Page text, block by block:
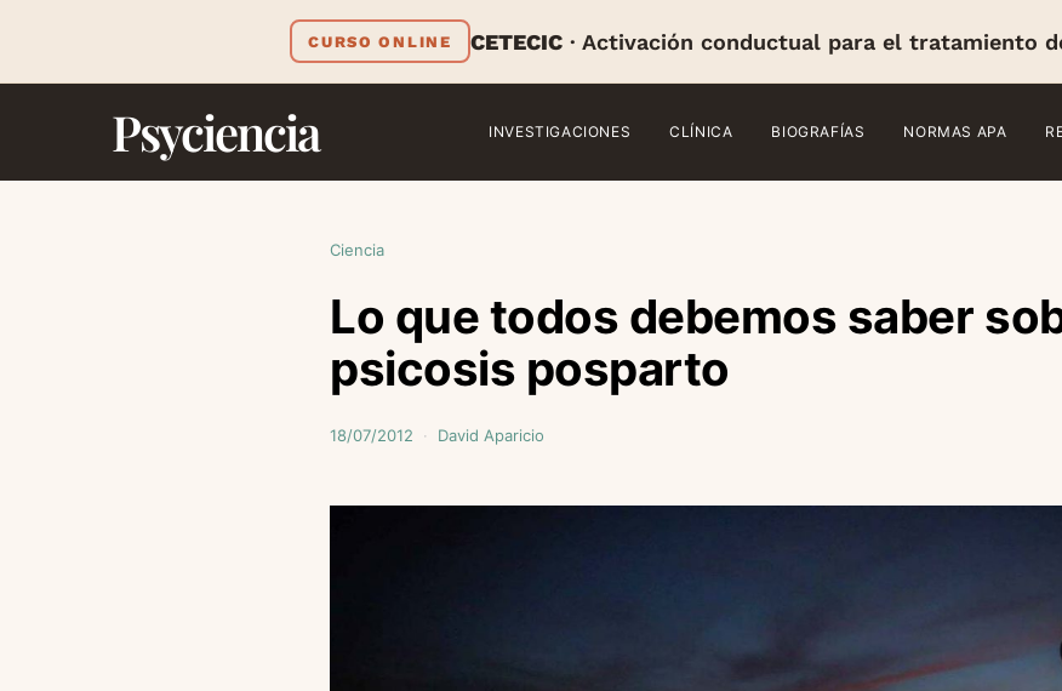
CURSO ONLINE CETECIC · Activación conductual para el tratamiento
Psyciencia INVESTIGACIONES CLÍNICA BIOGRAFÍAS NORMAS APA
Ciencia
Lo que todos debemos saber
psicosis posparto
18/07/2012 David Aparicio